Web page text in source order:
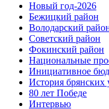
Новый год-2026
Бежицкий район
Володарский
Советский район
Фокинский район
Национальные
Инициативное
История брянских
80 лет Победе
Интервью